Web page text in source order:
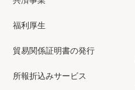
福利厚生
貿易関係証明書の発行
所報折込みサービス